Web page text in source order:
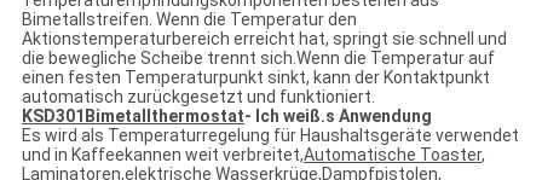
Bimetallstreifen. Wenn die Temperatur den
Aktionstemperaturbereich erreicht hat, springt sie schnell und
die bewegliche Scheibe trennt sich.Wenn die Temperatur auf
einen festen Temperaturpunkt sinkt, kann der Kontaktpunkt
automatisch zurückgesetzt und funktioniert.
KSD301 Bimetallthermostat- Ich weiß.s Anwendung
Es wird als Temperaturregelung für Haushaltsgeräte verwendet
und in Kaffeekannen weit verbreitet,Automatische Toaster,
Laminatoren,elektrische Wasserkrüge,Dampfpistolen,